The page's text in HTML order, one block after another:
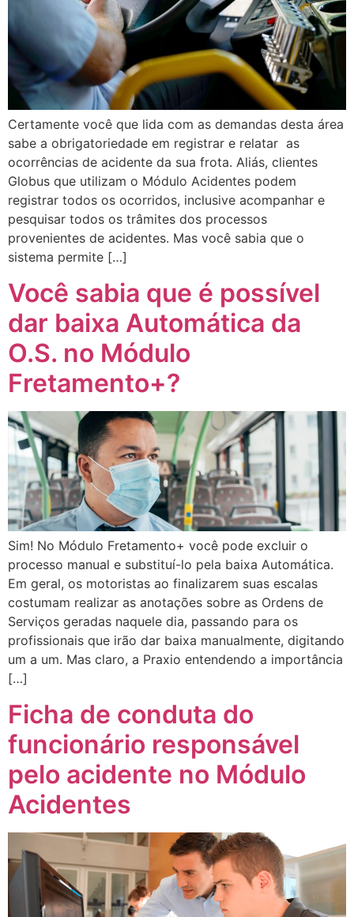
Certamente você que lida com as demandas desta área
sabe a obrigatoriedade em registrar e relatar as
ocorrências de acidente da sua frota. Aliás, clientes
Globus que utilizam o Módulo Acidentes podem
registrar todos os ocorridos, inclusive acompanhar e
pesquisar todos os trâmites dos processos
provenientes de acidentes. Mas você sabia que o
sistema permite […]
Você sabia que é possível
dar baixa Automática da
O.S. no Módulo
Fretamento+?
Sim! No Módulo Fretamento+ você pode excluir o
processo manual e substituí-lo pela baixa Automática.
Em geral, os motoristas ao finalizarem suas escalas
costumam realizar as anotações sobre as Ordens de
Serviços geradas naquele dia, passando para os
profissionais que irão dar baixa manualmente, digitando
um a um. Mas claro, a Praxio entendendo a importância
[…]
Ficha de conduta do
funcionário responsável
pelo acidente no Módulo
Acidentes